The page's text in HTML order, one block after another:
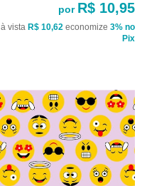
por R$ 10,95
à vista R$ 10,62 economize 3% no
Pix